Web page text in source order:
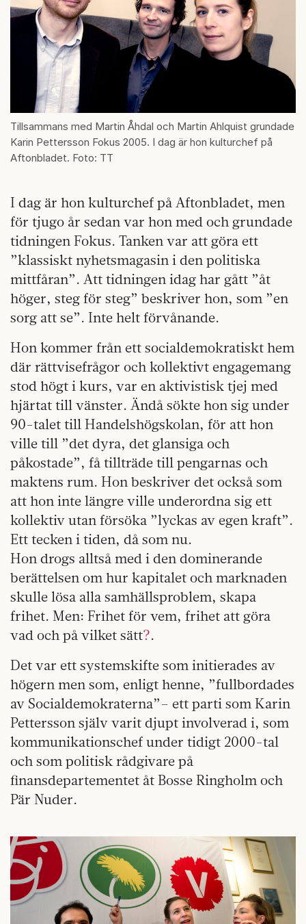
Tillsammans med Martin Åhdal och Martin Ahlquist grundade
Karin Pettersson Fokus 2005. I dag är hon kulturchef på
Aftonbladet. Foto: TT
I dag är hon kulturchef på Aftonbladet, men
för tjugo år sedan var hon med och grundade
tidningen Fokus. Tanken var att göra ett
”klassiskt nyhetsmagasin i den politiska
mittfåran”. Att tidningen idag har gått ”åt
höger, steg för steg” beskriver hon, som ”en
sorg att se”. Inte helt förvånande.
Hon kommer från ett socialdemokratiskt hem
där rättvisefrågor och kollektivt engagemang
stod högt i kurs, var en aktivistisk tjej med
hjärtat till vänster. Ändå sökte hon sig under
90-talet till Handelshögskolan, för att hon
ville till ”det dyra, det glansiga och
påkostade”, få tillträde till pengarnas och
maktens rum. Hon beskriver det också som
att hon inte längre ville underordna sig ett
kollektiv utan försöka ”lyckas av egen kraft”.
Ett tecken i tiden, då som nu.
Hon drogs alltså med i den dominerande
berättelsen om hur kapitalet och marknaden
skulle lösa alla samhällsproblem, skapa
frihet. Men: Frihet för vem, frihet att göra
vad och på vilket sätt?.
Det var ett systemskifte som initierades av
högern men som, enligt henne, ”fullbordades
av Socialdemokraterna”– ett parti som Karin
Pettersson själv varit djupt involverad i, som
kommunikationschef under tidigt 2000-tal
och som politisk rådgivare på
finansdepartementet åt Bosse Ringholm och
Pär Nuder.